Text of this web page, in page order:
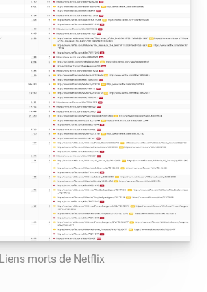
Liens morts de Netflix